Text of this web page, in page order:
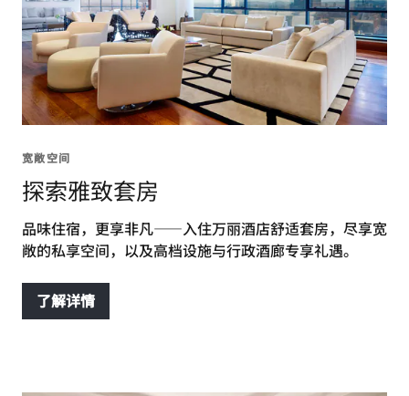
宽敞空间
探索雅致套房
品味住宿，更享非凡——入住万丽酒店舒适套房，尽享宽
敞的私享空间，以及高档设施与行政酒廊专享礼遇。
了解详情